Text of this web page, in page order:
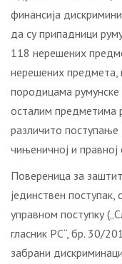
финансија
да су припадници
118 нерешених
нерешених
породицама
осталим предметима
различито поступање
чињеничној и правној
Повереница за
јединствен
управном поступку
гласник РС“, бр. 30/
забрани